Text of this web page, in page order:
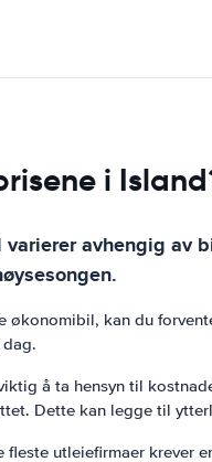
i
avhengig
økonomibil, kan du
dag.
å ta hensyn til
Dette kan legge til
utleiefirmaer krever